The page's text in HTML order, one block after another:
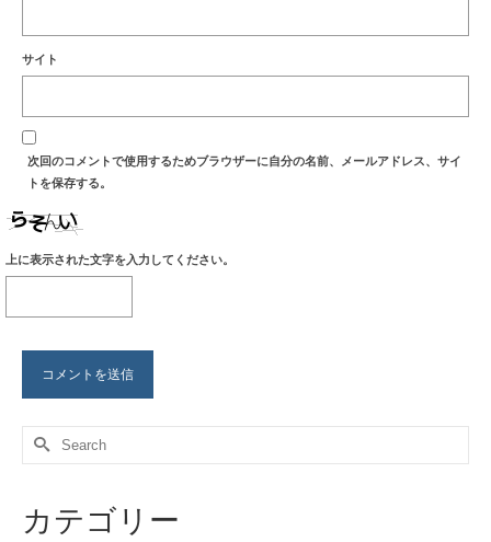
サイト
次回のコメントで使用するためブラウザーに自分の名前、メールアドレス、サイ
トを保存する。
上に表示された文字を入力してください。
Search
カテゴリー